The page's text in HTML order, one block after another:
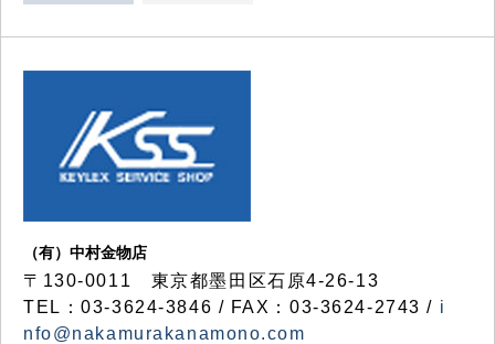
（有）中村金物店
〒130-0011 東京都墨田区石原4-26-13
TEL：03-3624-3846 / FAX：03-3624-2743 / i
nfo@nakamurakanamono.com